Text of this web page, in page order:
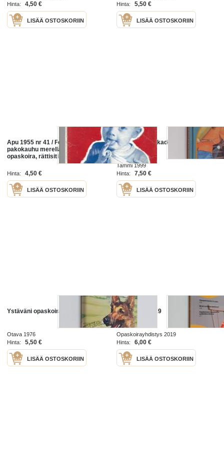
Hinta:
4,50 €
LISÄÄ OSTOSKORIIN
Hinta:
5,50 €
LISÄÄ OSTOSKORIIN
Apu 1955 nr 41 / Fossin Sanna,
pakokauhu merellä, sokeain
opaskoira, rättisitikka,
Hinta: 4,50 €
LISÄÄ OSTOSKORIIN
Neiti Etsivä ja kadonnut opaskoira
Tammi 1999
Hinta:
7,50 €
LISÄÄ OSTOSKORIIN
Ystäväni opaskoira
Otava 1976
Hinta:
5,50 €
LISÄÄ OSTOSKORIIN
Opaskoira 2019
Opaskoirayhdistys 2019
Hinta:
6,00 €
LISÄÄ OSTOSKORIIN